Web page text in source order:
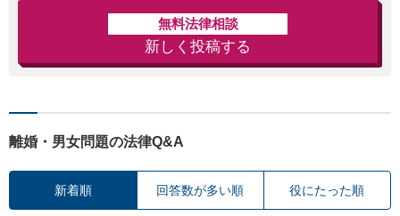
無料法律相談
新しく投稿する
離婚・男女問題の法律Q&A
新着順 回答数が多い順 役にたった順